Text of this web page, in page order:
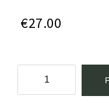
€27.00
fasādes
pārklājums